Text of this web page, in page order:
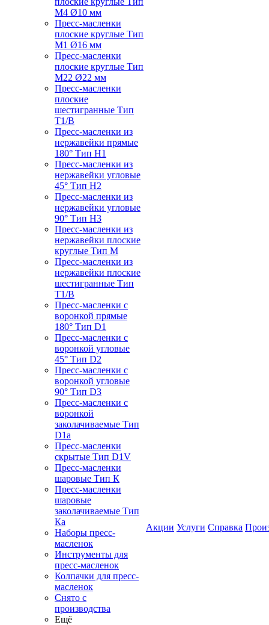
M4 Ø10 мм
Пресс-масленки
плоские круглые Тип
M1 Ø16 мм
Пресс-масленки
плоские круглые Тип
M22 Ø22 мм
Пресс-масленки
плоские
шестигранные Тип
T1/B
Пресс-масленки из
нержавейки прямые
180° Тип H1
Пресс-масленки из
нержавейки угловые
45° Тип H2
Пресс-масленки из
нержавейки угловые
90° Тип H3
Пресс-масленки из
нержавейки плоские
круглые Тип M
Пресс-масленки из
нержавейки плоские
шестигранные Тип
T1/B
Пресс-масленки с
воронкой прямые
180° Тип D1
Пресс-масленки с
воронкой угловые
45° Тип D2
Пресс-масленки с
воронкой угловые
90° Тип D3
Пресс-масленки с
воронкой
заколачиваемые Тип
D1a
Пресс-масленки
скрытые Тип D1V
Пресс-масленки
шаровые Тип К
Пресс-масленки
шаровые
заколачиваемые Тип
Кa
Наборы пресс-
масленок
Инструменты для
пресс-масленок
Колпачки для пресс-
масленок
Снято с
производства
Ещё
Акции Услуги Справка